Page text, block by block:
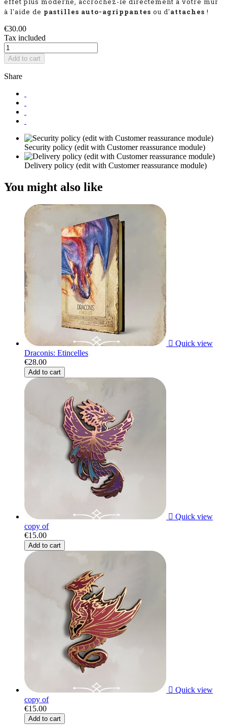
à l'aide de pastilles auto-agrippantes ou d'attaches !
€30.00
Tax included
Add to cart
Share
Security policy (edit with Customer reassurance module)
Delivery policy (edit with Customer reassurance module)
You might also like
 Quick view
Draconis: Etincelles
€28.00
Add to cart
 Quick view
copy of
€15.00
Add to cart
 Quick view
copy of
€15.00
Add to cart